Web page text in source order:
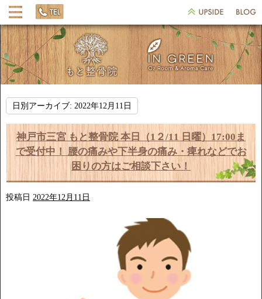
日別アーカイブ: 2022年12月11日
神戸市三宮 もと整骨院 本日（1２/11 日曜）17:00ま
で受付中！ 腰の痛みや下半身の痛み・痺れなどでお
困りの方はご相談下さい！
投稿日 2022年12月11日